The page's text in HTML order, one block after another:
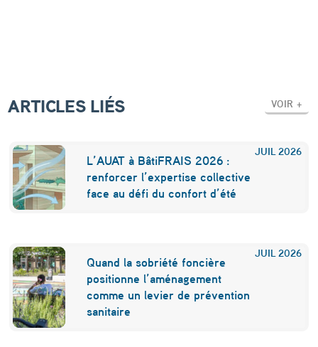
p
u
y
e
d
a
v
a
ARTICLES LIÉS VOIR +
JUIL 2026
L’AUAT à BâtiFRAIS 2026 :
renforcer l’expertise collective
face au défi du confort d’été
JUIL 2026
Quand la sobriété foncière
positionne l’aménagement
comme un levier de prévention
sanitaire